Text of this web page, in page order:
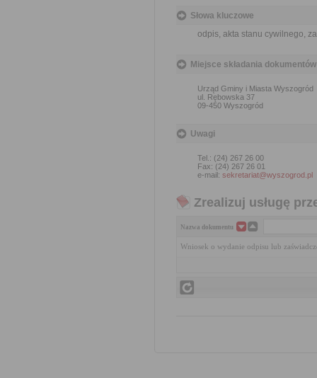
Słowa kluczowe
odpis, akta stanu cywilnego,
Miejsce składania dokumentów
Urząd Gminy i Miasta Wyszogród
ul. Rębowska 37
09-450 Wyszogród
Uwagi
Tel.: (24) 267 26 00
Fax: (24) 267 26 01
e-mail: sekretariat@wyszogrod.pl
Zrealizuj usługę
Nazwa dokumentu
Wniosek o wydanie odpisu lub